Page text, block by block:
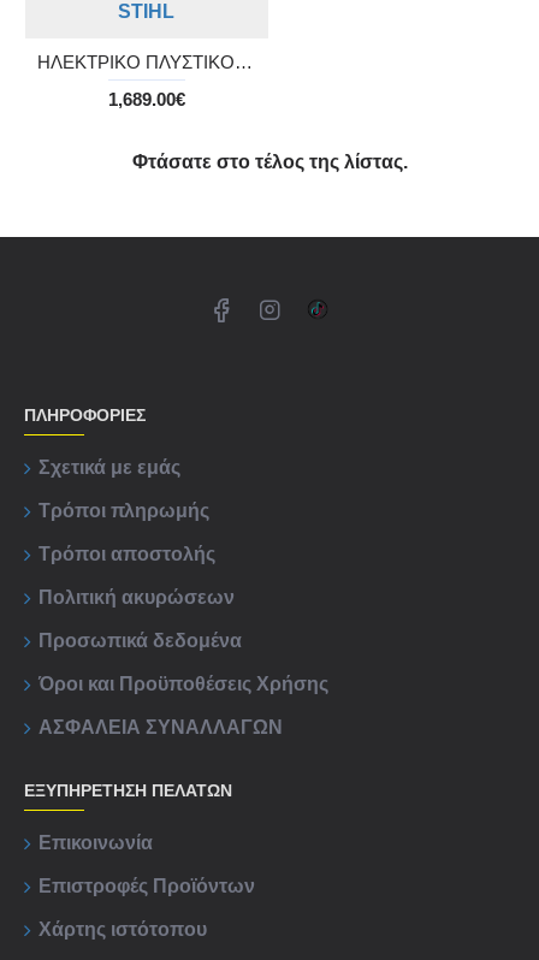
STIHL
ΗΛΕΚΤΡΙΚΟ ΠΛΥΣΤΙΚΟ ΥΨΗΛΗΣ ΠΙΕΣΗΣ RE 362
1,689.00€
Φτάσατε στο τέλος της λίστας.
ΠΛΗΡΟΦΟΡΊΕΣ
Σχετικά με εμάς
Τρόποι πληρωμής
Τρόποι αποστολής
Πολιτική ακυρώσεων
Προσωπικά δεδομένα
Όροι και Προϋποθέσεις Χρήσης
ΑΣΦΑΛΕΙΑ ΣΥΝΑΛΛΑΓΩΝ
ΕΞΥΠΗΡΈΤΗΣΗ ΠΕΛΑΤΏΝ
Επικοινωνία
Επιστροφές Προϊόντων
Χάρτης ιστότοπου